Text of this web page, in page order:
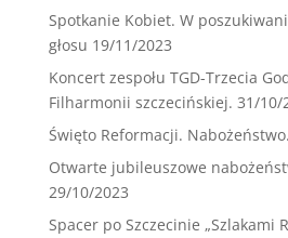
Spotkanie Kobiet. W
głosu 19/11/2023
Koncert zespołu TGD-Trzecia
Filharmonii szczecińskiej. 31/10/
Święto Reformacji. Nabożeństwo.
Otwarte jubileuszowe
29/10/2023
Spacer po Szczecinie „Szlakami